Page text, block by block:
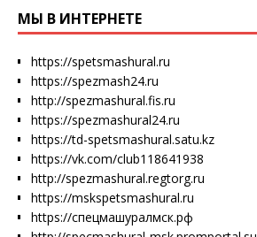
МЫ В ИНТЕРНЕТЕ
https://spetsmashural.ru
https://spezmash24.ru
http://spezmashural.fis.ru
https://spezmashural24.ru
https://td-spetsmashural.satu.kz
https://vk.com/club118641938
http://spezmashural.regtorg.ru
https://mskspetsmashural.ru
https://спецмашуралмск.рф